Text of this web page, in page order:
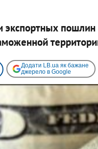
экспортных
Додати LB.ua як бажане
джерело в Google